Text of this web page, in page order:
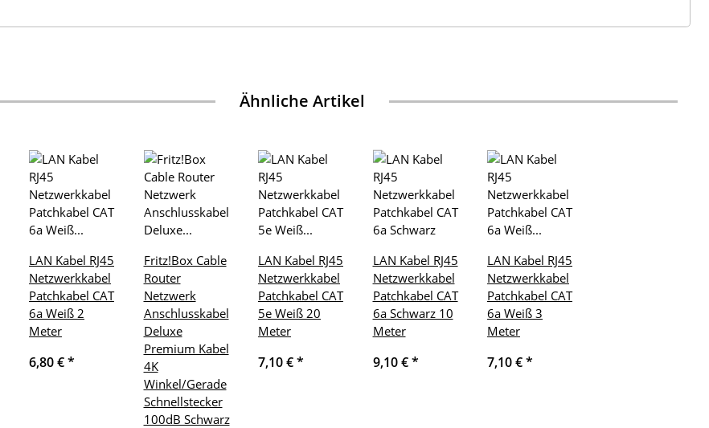
Ähnliche Artikel
LAN Kabel RJ45
Netzwerkkabel
Patchkabel CAT
6a Weiß 2
Meter
6,80 €*
Fritz!Box Cable
Router
Netzwerk
Anschlusskabel
Deluxe
Premium Kabel
4K
Winkel/Gerade
Schnellstecker
100dB Schwarz
LAN Kabel RJ45
Netzwerkkabel
Patchkabel CAT
5e Weiß 20
Meter
7,10 €*
LAN Kabel RJ45
Netzwerkkabel
Patchkabel CAT
6a Schwarz 10
Meter
9,10 €*
LAN Kabel RJ45
Netzwerkkabel
Patchkabel CAT
6a Weiß 3
Meter
7,10 €*